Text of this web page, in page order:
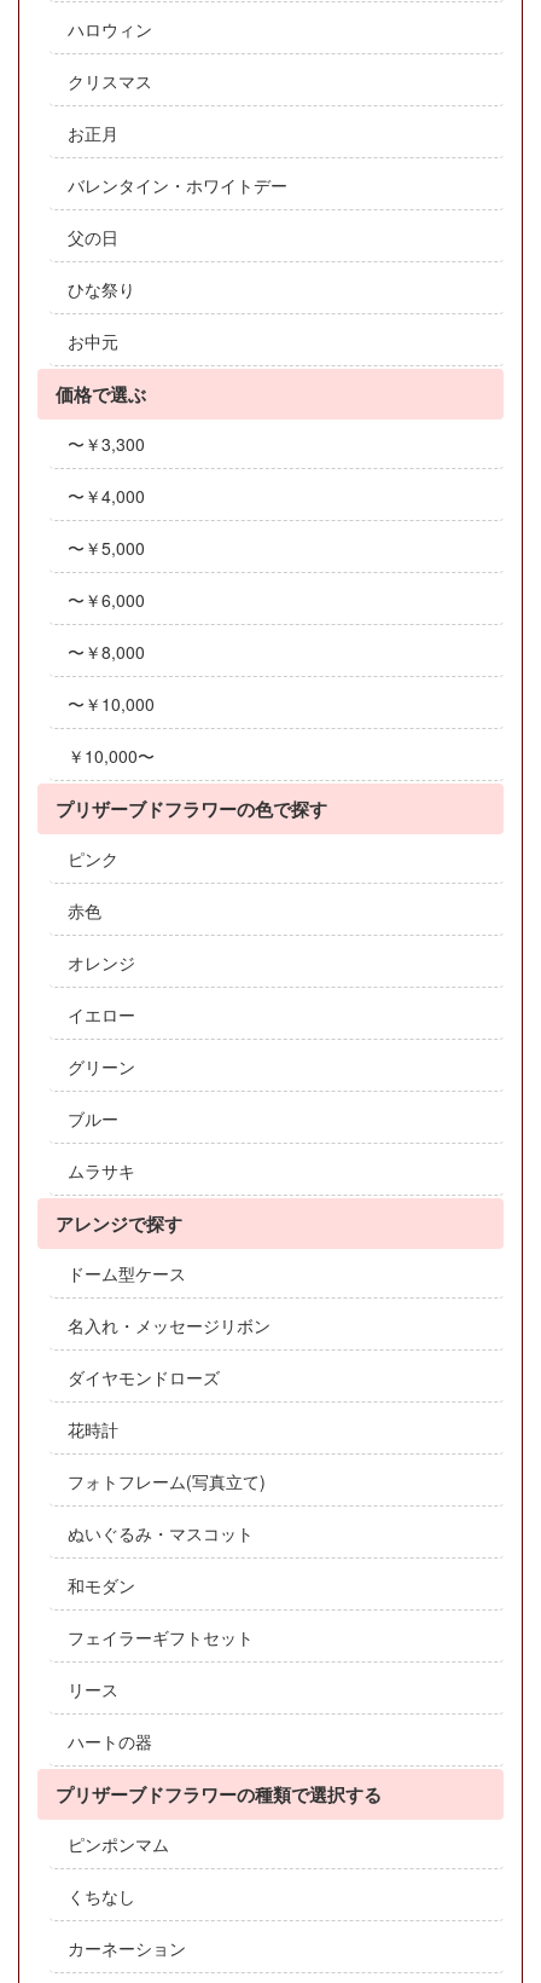
ハロウィン
クリスマス
お正月
バレンタイン・ホワイトデー
父の日
ひな祭り
お中元
価格で選ぶ
〜￥3,300
〜￥4,000
〜￥5,000
〜￥6,000
〜￥8,000
〜￥10,000
￥10,000〜
プリザーブドフラワーの色で探す
ピンク
赤色
オレンジ
イエロー
グリーン
ブルー
ムラサキ
アレンジで探す
ドーム型ケース
名入れ・メッセージリボン
ダイヤモンドローズ
花時計
フォトフレーム(写真立て)
ぬいぐるみ・マスコット
和モダン
フェイラーギフトセット
リース
ハートの器
プリザーブドフラワーの種類で選択する
ピンポンマム
くちなし
カーネーション